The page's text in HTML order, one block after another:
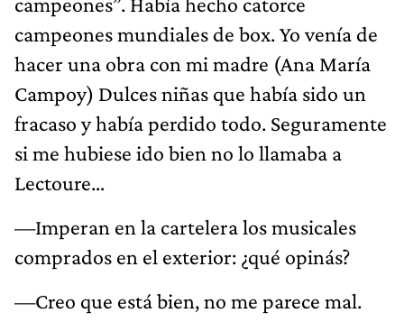
campeones mundiales de box. Yo venía de
hacer una obra con mi madre (Ana María
Campoy) Dulces niñas que había sido un
fracaso y había perdido todo. Seguramente
si me hubiese ido bien no lo llamaba a
Lectoure…
—Imperan en la cartelera los musicales
comprados en el exterior: ¿qué opinás?
—Creo que está bien, no me parece mal.